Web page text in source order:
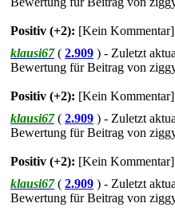
Positiv (+2): [Kein Kommentar]
klausi67 ( 2.909 ) - Zuletzt
Bewertung für Beitrag von
Positiv (+2): [Kein Kommentar]
klausi67 ( 2.909 ) - Zuletzt
Bewertung für Beitrag von
Positiv (+2): [Kein Kommentar]
klausi67 ( 2.909 ) - Zuletzt
Bewertung für Beitrag von